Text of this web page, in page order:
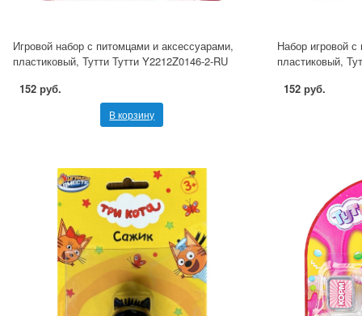
Игровой набор с питомцами и аксессуарами,
пластиковый, Тутти Тутти Y2212Z0146-2-RU
152 руб.
В корзину
Набор игровой
пластиковый,
152 руб.